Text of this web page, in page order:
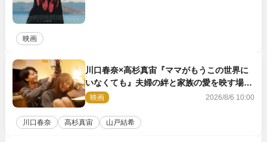
映画
川口春奈×高杉真宙『ママがもうこの世界に
いなくても』夫婦の絆と家族の愛を映す場面
写真公開
映画 2026/8/6 10:00
川口春奈 高杉真宙 山戸結希